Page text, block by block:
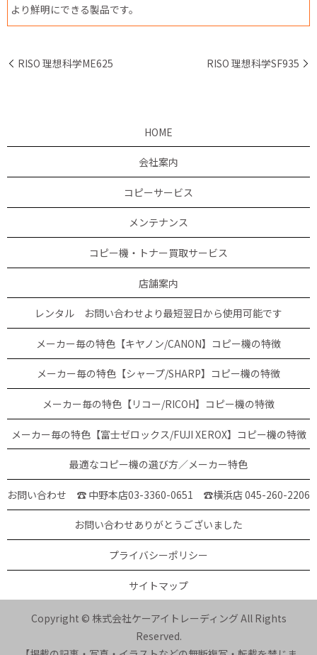
より鮮明にできる製品です。
RISO 理想科学ME625 RISO 理想科学SF935
HOME
会社案内
コピーサービス
メンテナンス
コピー機・トナー買取サービス
店舗案内
レンタル お問い合わせより最短翌日から使用可能です
メーカー毎の特色【キヤノン/CANON】コピー機の特徴
メーカー毎の特色【シャープ/SHARP】コピー機の特徴
メーカー毎の特色【リコー/RICOH】コピー機の特徴
メーカー毎の特色【富士ゼロックス/FUJI XEROX】コピー機の特徴
最適なコピー機の選び方／メーカー特色
お問い合わせ ☎ 中野本店03-3360-0651 ☎横浜店 045-260-2206
お問い合わせありがとうございました
プライバシーポリシー
サイトマップ
Copyright © 株式会社ケーアイトレーディング All Rights
Reserved.